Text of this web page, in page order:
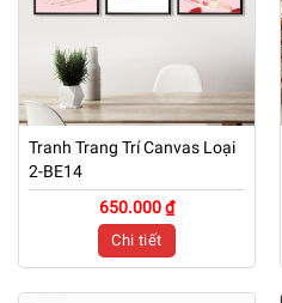
Tranh Trang Trí Canvas Loại
2-BE14
650.000 ₫
Chi tiết